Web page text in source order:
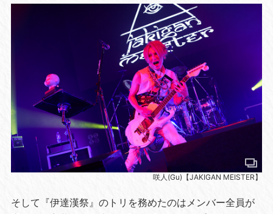
咲人(Gu)【JAKIGAN MEISTER】
そして『伊達漢祭』のトリを務めたのはメンバー全員が